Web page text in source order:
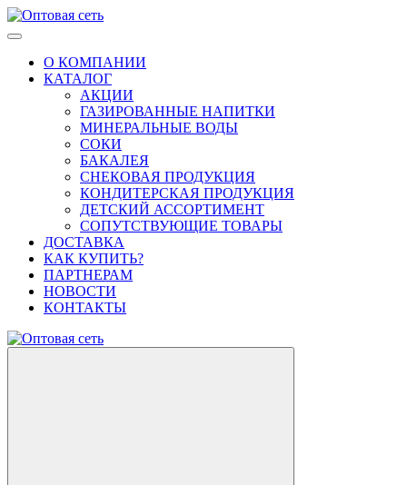
О КОМПАНИИ
КАТАЛОГ
АКЦИИ
ГАЗИРОВАННЫЕ НАПИТКИ
МИНЕРАЛЬНЫЕ ВОДЫ
СОКИ
БАКАЛЕЯ
СНЕКОВАЯ ПРОДУКЦИЯ
КОНДИТЕРСКАЯ ПРОДУКЦИЯ
ДЕТСКИЙ АССОРТИМЕНТ
СОПУТСТВУЮЩИЕ ТОВАРЫ
ДОСТАВКА
КАК КУПИТЬ?
ПАРТНЕРАМ
НОВОСТИ
КОНТАКТЫ